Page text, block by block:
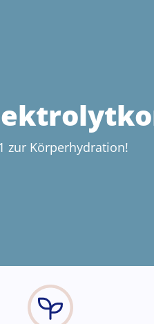
zur Körperhydration!